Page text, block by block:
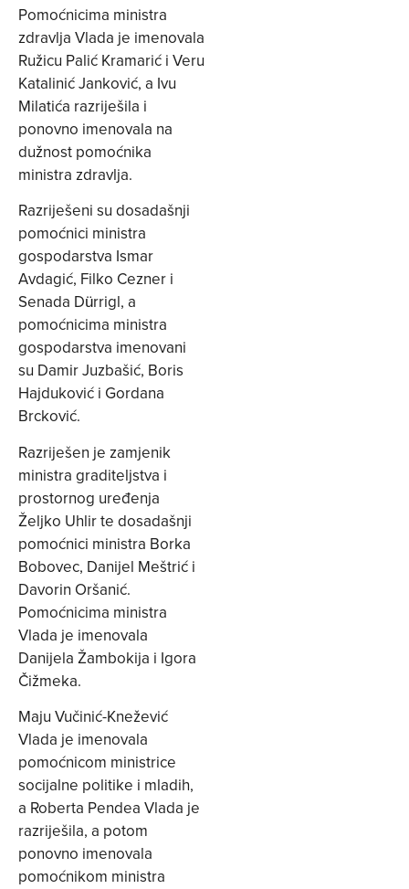
Pomoćnicima ministra
zdravlja Vlada je imenovala
Ružicu Palić Kramarić i Veru
Katalinić Janković, a Ivu
Milatića razriješila i
ponovno imenovala na
dužnost pomoćnika
ministra zdravlja.
Razriješeni su dosadašnji
pomoćnici ministra
gospodarstva Ismar
Avdagić, Filko Cezner i
Senada Dürrigl, a
pomoćnicima ministra
gospodarstva imenovani
su Damir Juzbašić, Boris
Hajduković i Gordana
Brcković.
Razriješen je zamjenik
ministra graditeljstva i
prostornog uređenja
Željko Uhlir te dosadašnji
pomoćnici ministra Borka
Bobovec, Danijel Meštrić i
Davorin Oršanić.
Pomoćnicima ministra
Vlada je imenovala
Danijela Žambokija i Igora
Čižmeka.
Maju Vučinić-Knežević
Vlada je imenovala
pomoćnicom ministrice
socijalne politike i mladih,
a Roberta Pendea Vlada je
razriješila, a potom
ponovno imenovala
pomoćnikom ministra